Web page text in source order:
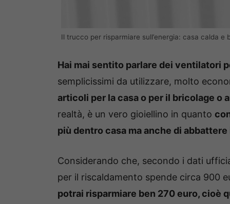
Il trucco per risparmiare sull’energia: casa calda
Hai mai sentito parlare dei ventilatori
semplicissimi da utilizzare, molto
articoli per la casa o per il bricolage o
realtà, è un vero gioiellino in quanto
più dentro casa ma anche di
Considerando che, secondo i dati
per il riscaldamento spende circa 900
potrai risparmiare ben 270 euro, cioè